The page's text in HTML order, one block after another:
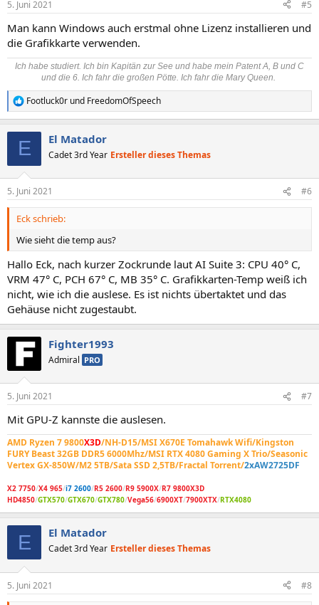
5. Juni 2021 #5
Man kann Windows auch erstmal ohne Lizenz installieren und
die Grafikkarte verwenden.
Ich habe studiert. Ich bin Kapitän zur See und habe mein Patent A, B und C
und die 6. Ich fahr die großen Pötte. Ich fahr die Mary Queen.
R
e
e
n
Footluck0r und FreedomOfSpeech
E El Matador
Cadet 3rd Year Ersteller dieses Themas
5. Juni 2021 #6
Eck schrieb:
Wie sieht die temp aus?
Hallo Eck, nach kurzer Zockrunde laut AI Suite 3: CPU 40° C,
VRM 47° C, PCH 67° C, MB 35° C. Grafikkarten-Temp weiß ich
nicht, wie ich die auslese. Es ist nichts übertaktet und das
Gehäuse nicht zugestaubt.
Fighter1993
Admiral PRO
5. Juni 2021 #7
Mit GPU-Z kannste die auslesen.
AMD Ryzen 7 9800X3D/NH-D15/MSI X670E Tomahawk Wifi/Kingston
FURY Beast 32GB DDR5 6000Mhz/MSI RTX 4080 Gaming X Trio/Seasonic
Vertex GX-850W/M2 5TB/Sata SSD 2,5TB/Fractal Torrent/2xAW2725DF
X2 7750/X4 965/i7 2600/R5 2600/R9 5900X/R7 9800X3D
HD4850/GTX570/GTX670/GTX780/Vega56/6900XT/7900XTX/RTX4080
E El Matador
Cadet 3rd Year Ersteller dieses Themas
5. Juni 2021 #8